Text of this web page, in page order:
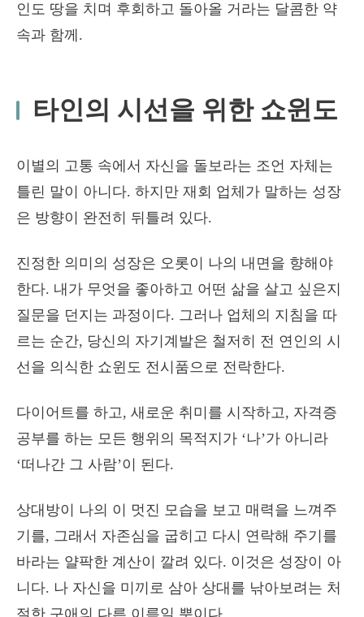
인도 땅을 치며 후회하고 돌아올 거라는 달콤한 약
속과 함께.
타인의 시선을 위한 쇼윈도
이별의 고통 속에서 자신을 돌보라는 조언 자체는
틀린 말이 아니다. 하지만 재회 업체가 말하는 성장
은 방향이 완전히 뒤틀려 있다.
진정한 의미의 성장은 오롯이 나의 내면을 향해야
한다. 내가 무엇을 좋아하고 어떤 삶을 살고 싶은지
질문을 던지는 과정이다. 그러나 업체의 지침을 따
르는 순간, 당신의 자기계발은 철저히 전 연인의 시
선을 의식한 쇼윈도 전시품으로 전락한다.
다이어트를 하고, 새로운 취미를 시작하고, 자격증
공부를 하는 모든 행위의 목적지가 ‘나’가 아니라
‘떠나간 그 사람’이 된다.
상대방이 나의 이 멋진 모습을 보고 매력을 느껴주
기를, 그래서 자존심을 굽히고 다시 연락해 주기를
바라는 얄팍한 계산이 깔려 있다. 이것은 성장이 아
니다. 나 자신을 미끼로 삼아 상대를 낚아보려는 처
절한 구애의 다른 이름일 뿐이다.